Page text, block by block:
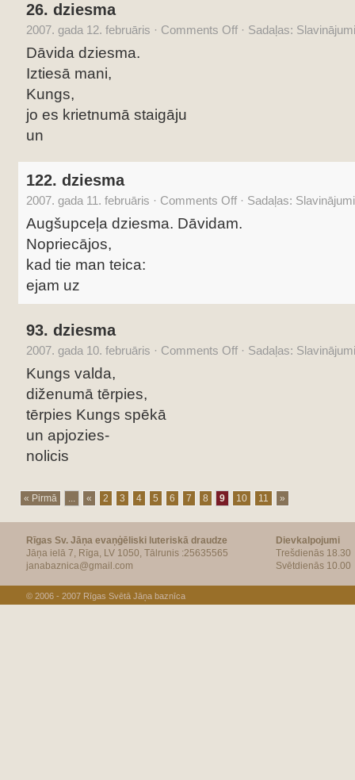
26. dziesma
2007. gada 12. februāris · Comments Off · Sadaļas:
Dāvida dziesma.
Iztiesā mani,
Kungs,
jo es krietnumā staigāju
un
122. dziesma
2007. gada 11. februāris · Comments Off · Sadaļas:
Augšupceļa dziesma. Dāvidam.
Nopriecājos,
kad tie man teica:
ejam uz
93. dziesma
2007. gada 10. februāris · Comments Off · Sadaļas:
Kungs valda,
diženumā tērpies,
tērpies Kungs spēkā
un apjozies-
nolicis
« Pirmā ... « 2 3 4 5 6 7 8 9 10 11 »
Rīgas Sv. Jāņa evaņģēliski luteriskā draudze
Jāņa ielā 7, Rīga, LV 1050, Tālrunis :25635565
janabaznica@gmail.com
Dievkalpojumi
Trešdienās 18.30
Svētdienās 10.00
© 2006 - 2007 Rīgas Svētā Jāņa baznīca